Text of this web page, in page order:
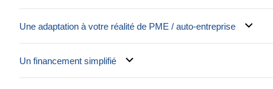
Une adaptation à votre réalité de PME / auto-entreprise
Un financement simplifié